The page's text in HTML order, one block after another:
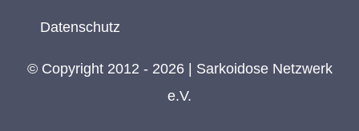
Datenschutz
© Copyright 2012 - 2026 | Sarkoidose Netzwerk
e.V.